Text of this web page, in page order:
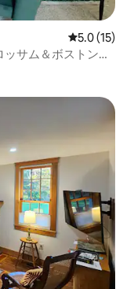
レビュー15
5.0 (15)
サム＆ボストンヒ